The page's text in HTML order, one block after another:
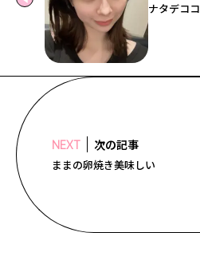
ナタデココ
NEXT 次の記事
ままの卵焼き美味しい